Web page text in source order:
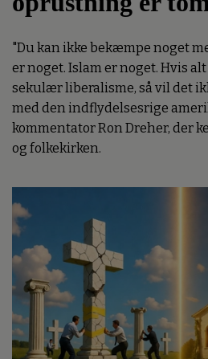
"Du kan ikke bekæmpe noget
er noget. Islam er noget. Hvis
sekulær liberalisme, så vil det
med den indflydelsesrige
kommentator Ron Dreher, der
og folkekirken.